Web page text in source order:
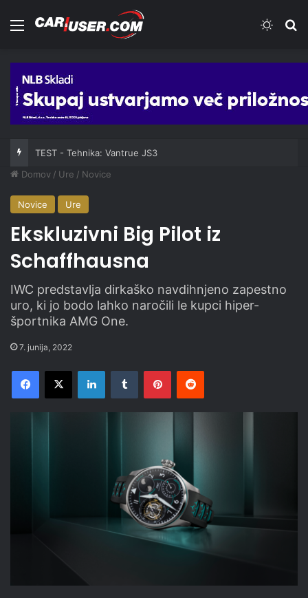
Meni
TEST - Tehnika: Vantrue JS3
Domov / Ure / Novice
Novice Ure
Ekskluzivni Big Pilot iz
Schaffhausna
IWC predstavlja dirkaško navdihnjeno zapestno
uro, ki jo bodo lahko naročili le kupci hiper-
športnika AMG One.
7. junija, 2022
Facebook
X LinkedInTumblr PinterestReddit